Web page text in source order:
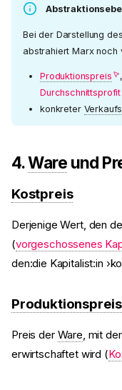
Bei der Darstellung
abstrahiert Marx noch
Produktionspreis
Durchschnittsprofit
konkreter
4.Ware und
Kostpreis
Derjenige Wert, den
(vorgeschossenes
den:die Kapitalist:in
Produktionspreis
Preis der Ware, mit
erwirtschaftet wird (